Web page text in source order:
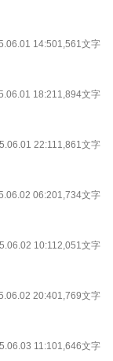
14:501,561文字
18:211,894文字
22:111,861文字
06:201,734文字
10:112,051文字
20:401,769文字
11:101,646文字